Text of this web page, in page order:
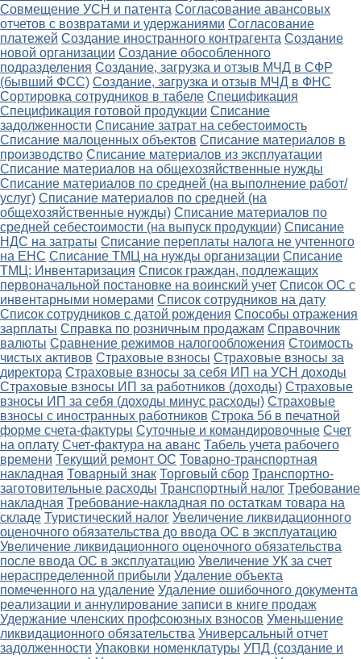
Совмещение УСН и патента Согласование авансовых
отчетов с возвратами и удержаниями Согласование
платежей Создание иностранного контрагента Создание
новой организации Создание обособленного
подразделения Создание, загрузка и отзыв МЧД в СФР
(бывший ФСС) Создание, загрузка и отзыв МЧД в ФНС
Сортировка сотрудников в табеле Спецификация
Спецификация готовой продукции Списание
задолженности Списание затрат на себестоимость
Списание малоценных объектов Списание материалов в
производство Списание материалов из эксплуатации
Списание материалов на общехозяйственные нужды
Списание материалов по средней (на выполнение работ/
услуг) Списание материалов по средней (на
общехозяйственные нужды) Списание материалов по
средней себестоимости (на выпуск продукции) Списание
НДС на затраты Списание переплаты налога не учтенного
на ЕНС Списание ТМЦ на нужды организации Списание
ТМЦ: Инвентаризация Список граждан, подлежащих
первоначальной постановке на воинский учет Список ОС с
инвентарными номерами Список сотрудников на дату
Список сотрудников с датой рождения Способы отражения
зарплаты Справка по розничным продажам Справочник
валюты Сравнение режимов налогообложения Стоимость
чистых активов Страховые взносы Страховые взносы за
директора Страховые взносы за себя ИП на УСН доходы
Страховые взносы ИП за работников (доходы) Страховые
взносы ИП за себя (доходы минус расходы) Страховые
взносы с иностранных работников Строка 5б в печатной
форме счета-фактуры Суточные и командировочные Счет
на оплату Счет-фактура на аванс Табель учета рабочего
времени Текущий ремонт ОС Товарно-транспортная
накладная Товарный знак Торговый сбор Транспортно-
заготовительные расходы Транспортный налог Требование
накладная Требование-накладная по остаткам товара на
складе Туристический налог Увеличение ликвидационного
оценочного обязательства до ввода ОС в эксплуатацию
Увеличение ликвидационного оценочного обязательства
после ввода ОС в эксплуатацию Увеличение УК за счет
нераспределенной прибыли Удаление объекта
помеченного на удаление Удаление ошибочного документа
реализации и аннулирование записи в книге продаж
Удержание членских профсоюзных взносов Уменьшение
ликвидационного обязательства Универсальный отчет
задолженности Упаковки номенклатуры УПД (создание и